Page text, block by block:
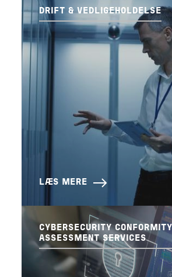
DRIFT & VEDLIGEHOLDELSE
LÆS MERE
CYBERSECURITY CONFORMITY
ASSESSMENT SERVICES